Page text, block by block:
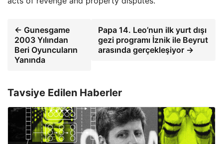
← Gunesgame
2003 Yılından
Beri Oyuncuların
Yanında
Papa 14. Leo’nun ilk yurt dışı
gezi programı İznik ile Beyrut
arasında gerçekleşiyor →
Tavsiye Edilen Haberler